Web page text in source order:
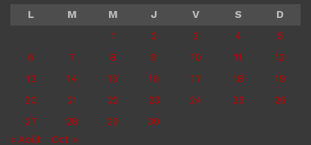
L
M M J V S
D
1
2 3 4
5
6
7 8 9 10 11
12
13
14 15 16 17 18
19
20
21 22 23 24 25
26
27
28 29
30
« Août
Oct »